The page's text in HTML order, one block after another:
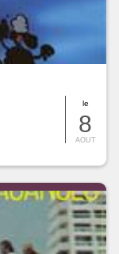
le
8
AOUT